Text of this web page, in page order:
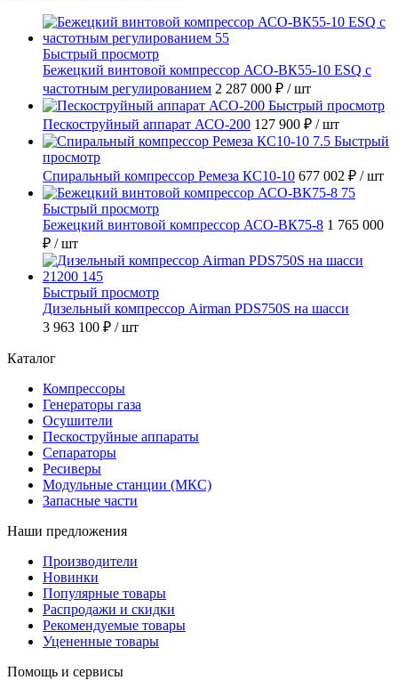
Быстрый просмотр
Бежецкий винтовой компрессор АСО-ВК55-10 ESQ с
частотным регулированием 2 287 000 ₽ / шт
Быстрый просмотр
Пескоструйный аппарат АСО-200 127 900 ₽ / шт
Быстрый
просмотр
Спиральный компрессор Ремеза КС10-10 677 002 ₽ / шт
Быстрый просмотр
Бежецкий винтовой компрессор АСО-ВК75-8 1 765 000
₽ / шт
Быстрый просмотр
Дизельный компрессор Airman PDS750S на шасси
3 963 100 ₽ / шт
Каталог
Компрессоры
Генераторы газа
Осушители
Пескоструйные аппараты
Сепараторы
Ресиверы
Модульные станции (МКС)
Запасные части
Наши предложения
Производители
Новинки
Популярные товары
Распродажи и скидки
Рекомендуемые товары
Уцененные товары
Помощь и сервисы